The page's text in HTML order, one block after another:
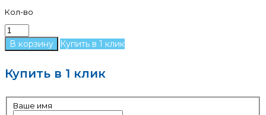
Кол-во
Купить в 1 клик
Купить в 1 клик
Ваше имя